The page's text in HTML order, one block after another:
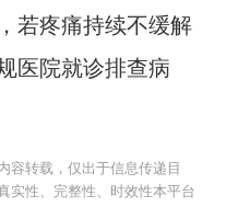
若疼痛持续不缓解
医院就诊排查病
容转载，仅出于信息传递目
实性、完整性、时效性本平台